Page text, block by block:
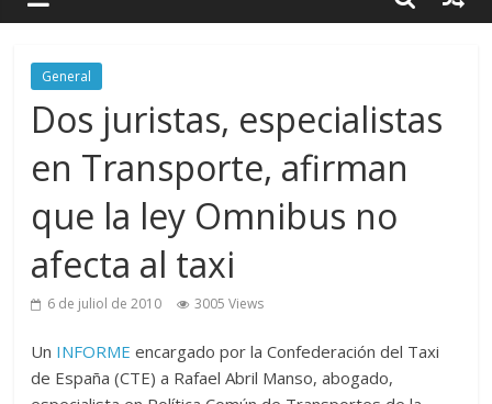
General
Dos juristas, especialistas
en Transporte, afirman
que la ley Omnibus no
afecta al taxi
6 de juliol de 2010 3005 Views
Un INFORME encargado por la Confederación del Taxi
de España (CTE) a Rafael Abril Manso, abogado,